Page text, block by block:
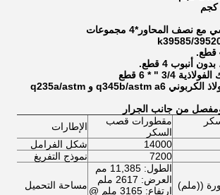
نصف المحاور*4 مجموعات
3/4 " * 6 قطع
المواد الرئيسية: الفولاذ الكربوني q345b/astm a6 و q235a/astm
من جانب الجرار
مقطورات قصب
السكر
الإطارات
14000 شكل الفرامل
7200 نموذج التفريغ
((ملم)
الطول: 11,385 مم
العرض: 2617 ملم
ارتفاع: 3165 ملم @ مساحة التحميل